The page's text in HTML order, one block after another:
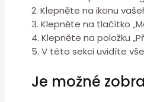
2. Klepněte na ikonu
3. Klepněte na tlačítko
4. Klepněte na položku
5. V této sekci uvidíte
Je možné